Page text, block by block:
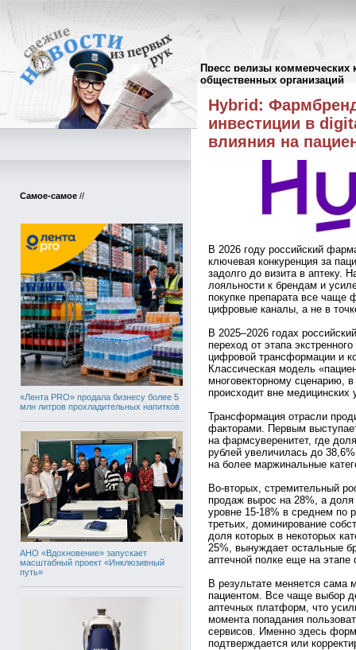
Пресс релизы коммерческих
общественных организаций
Самое-самое //
«Лента PRO» продала бизнесу более 5
млн литров прохладительных напитков
АНО «Вдохновение» запускает
масштабный проект «Инклюзивный
путь»
Пресс-релизы//
Hybrid:
инвестиции в
влияния на
В 2026 году российский
ключевая конкуренция за
задолго до визита в аптеку.
лояльности к брендам и
покупке препарата все чаще
цифровые каналы, а не в
В 2025–2026 годах
переход от этапа
цифровой трансформации и
Классическая модель
многовекторному сценарию,
происходит вне
Трансформация отрасли
факторами. Первым
на фармсуверенитет, где
рублей увеличилась до
на более маржинальные
Во-вторых, стремительный
продаж вырос на 28%, а доля
уровне 15-18% в среднем по
третьих, доминирование
доля которых в некоторых
25%, вынуждает остальные
аптечной полке еще на
В результате меняется сама
пациентом. Все чаще выбор
аптечных платформ, что
момента попадания
сервисов. Именно здесь
подтверждается или